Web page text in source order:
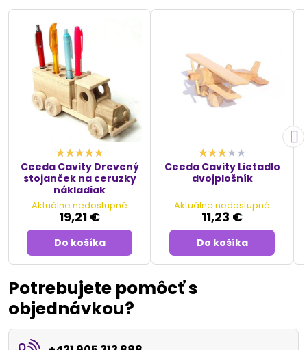
Ceeda Cavity Drevený
stojanček na ceruzky
nákladiak
Aktuálne nedostupné
19,21 €
Do košíka
Ceeda Cavity Lietadlo
dvojplošník
Aktuálne nedostupné
11,23 €
Do košíka
Potrebujete pomôcť s
objednávkou?